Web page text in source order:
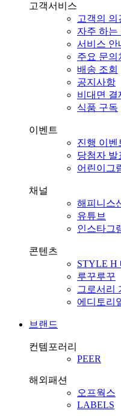
고객서비스
고객의 의
자주 하는
서비스 안
주요 문의
배송 조회
공지사항
비대면 결
식품 구독
이벤트
진행 이벤
당첨자 발
어린이그
채널
해피니스
유튜브
인스타그
콘텐츠
STYLE H
루꾸루꾸
그로서리
에디토리
브랜드
컨템포러리
PEER
해외패션
오프웍스
LABELS